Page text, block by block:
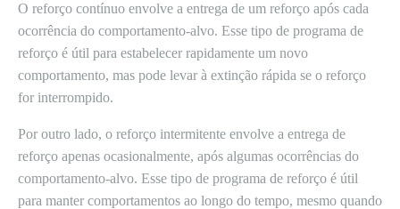
O reforço contínuo envolve a entrega de um reforço após cada
ocorrência do comportamento-alvo. Esse tipo de programa de
reforço é útil para estabelecer rapidamente um novo
comportamento, mas pode levar à extinção rápida se o reforço
for interrompido.
Por outro lado, o reforço intermitente envolve a entrega de
reforço apenas ocasionalmente, após algumas ocorrências do
comportamento-alvo. Esse tipo de programa de reforço é útil
para manter comportamentos ao longo do tempo, mesmo quando